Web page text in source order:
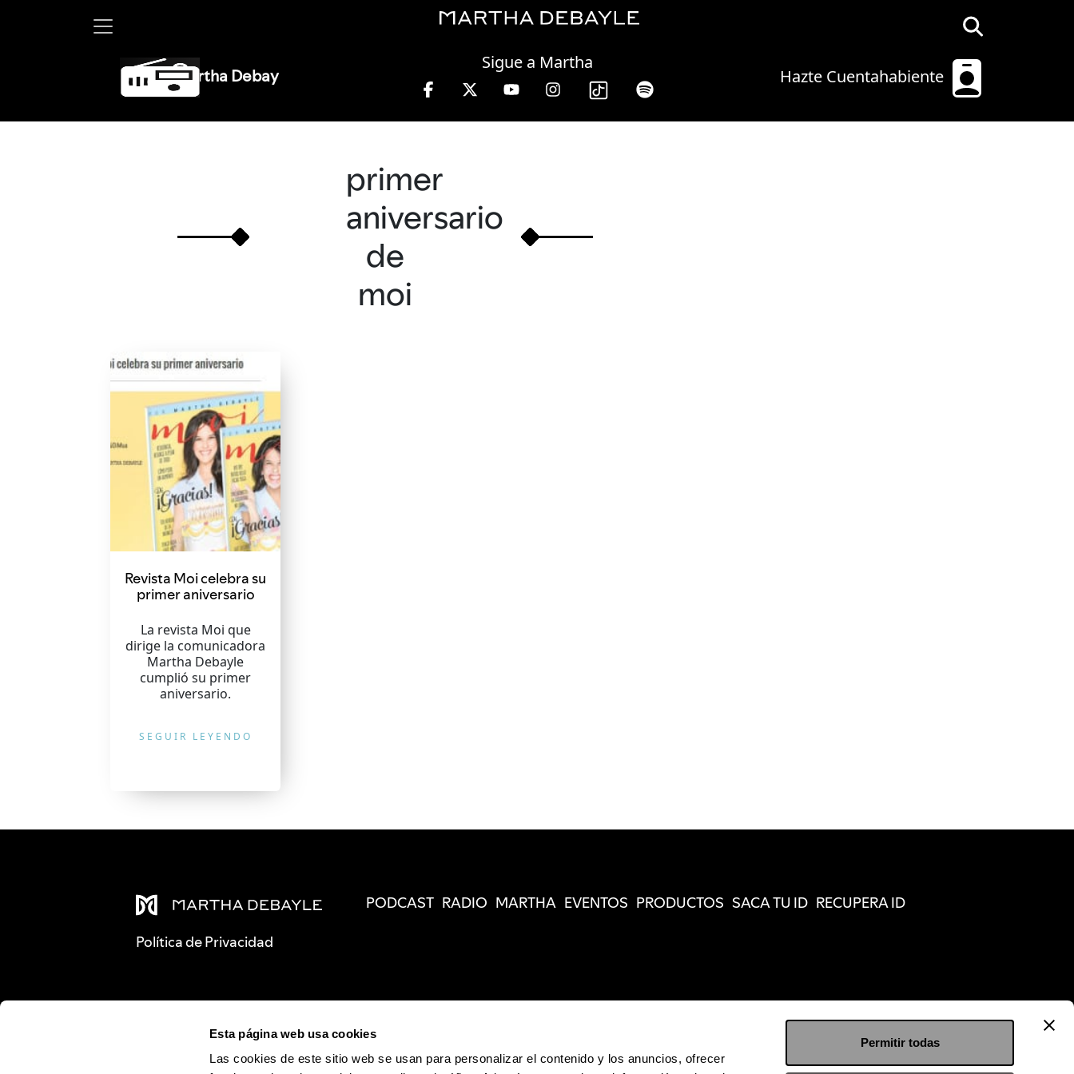
Esta página web usa cookies
Las cookies de este sitio web se usan para personalizar el contenido y los anuncios, ofrecer
Permitir todas
Hazte Cuentahabiente
Sigue a Martha
Martha Debayle en W, lunes a viernes de 10 a 13 hrs.
primer
aniversario
de
moi
Revista Moi celebra su
primer aniversario
La revista Moi que
dirige la comunicadora
Martha Debayle
cumplió su primer
aniversario.
SEGUIR LEYENDO
Política de Privacidad
PODCAST RADIO MARTHA EVENTOS PRODUCTOS SACA TU ID RECUPERA ID